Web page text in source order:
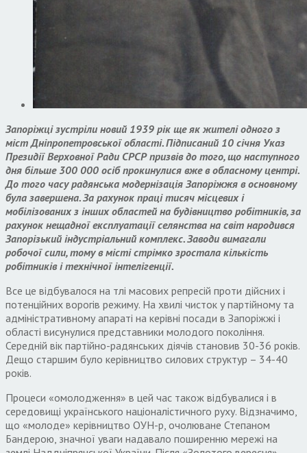
Запоріжці зустріли новий 1939 рік ще як жителі одного з
міст Дніпропетровської області. Підписаний 10 січня Указ
Президії Верховної Ради СРСР призвів до того, що наступного
дня більше 300 000 осіб прокинулися вже в обласному центрі.
До того часу радянська модернізація Запоріжжя в основному
була завершена. За рахунок праці тисяч місцевих і
мобілізованих з інших областей на будівництво робітників, за
рахунок нещадної експлуатації селянства на світ народився
Запорізький індустріальний комплекс. Заводи вимагали
робочої сили, тому в місті стрімко зростала кількість
робітників і технічної інтелігенції.
Все це відбувалося на тлі масових репресій проти дійсних і
потенційних ворогів режиму. На хвилі чисток у партійному та
адміністративному апараті на керівні посади в Запоріжжі і
області висунулися представники молодого покоління.
Середній вік партійно-радянських діячів становив 30-36 років.
Дещо старшим було керівництво силових структур – 34-40
років.
Процеси «омолодження» в цей час також відбувалися і в
середовищі українського націоналістичного руху. Відзначимо,
що «молоде» керівництво ОУН-р, очолюване Степаном
Бандерою, значної уваги надавало поширенню мережі на